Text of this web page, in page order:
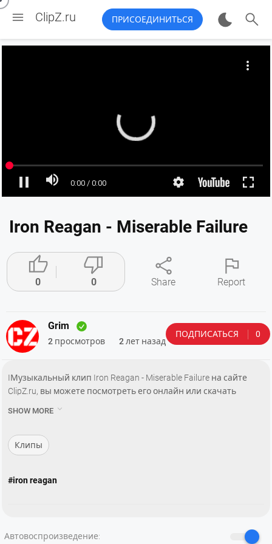
 ClipZ.ru ПРИСОЕДИНИТЬСЯ 
Iron Reagan - Miserable Failure

0

0

Share

Report
Grim
2 просмотров 2 лет назад
ПОДПИСАТЬСЯ 0
IМузыкальный клип Iron Reagan - Miserable Failure на сайте
ClipZ.ru, вы можете посмотреть его онлайн или скачать
RON REAGAN - "Miserable Failure" from the album 'The Tyranny of
Will'
Lyrics:
And keep bothering me
SHOW MORE 
Клипы
#iron reagan
Автовоспроизведение: